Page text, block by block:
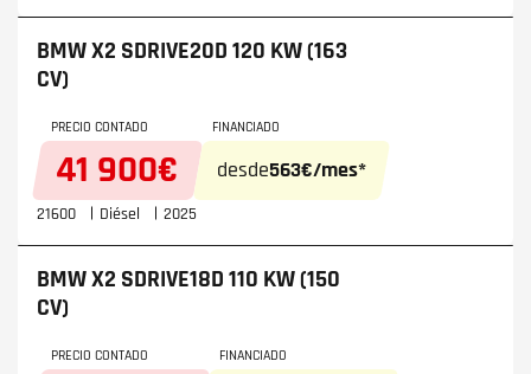
BMW X2 SDRIVE20D 120 KW (163
CV)
PRECIO CONTADO
41 900€
FINANCIADO
desde563€/mes*
21600 Diésel 2025
BMW X2 SDRIVE18D 110 KW (150
CV)
PRECIO CONTADO FINANCIADO